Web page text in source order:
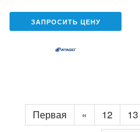
ЗАПРОСИТЬ ЦЕНУ
Первая « 12 13